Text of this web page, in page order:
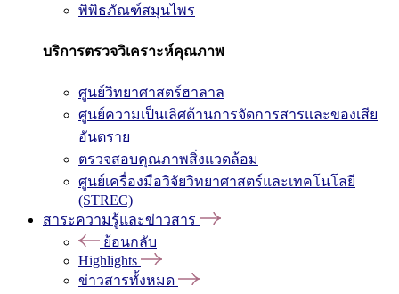
พิพิธภัณฑ์สมุนไพร
บริการตรวจวิเคราะห์คุณภาพ
ศูนย์วิทยาศาสตร์ฮาลาล
ศูนย์ความเป็นเลิศด้านการจัดการสารและของเสีย
อันตราย
ตรวจสอบคุณภาพสิ่งแวดล้อม
ศูนย์เครื่องมือวิจัยวิทยาศาสตร์และเทคโนโลยี
(STREC)
สาระความรู้และข่าวสาร
ย้อนกลับ
Highlights
ข่าวสารทั้งหมด